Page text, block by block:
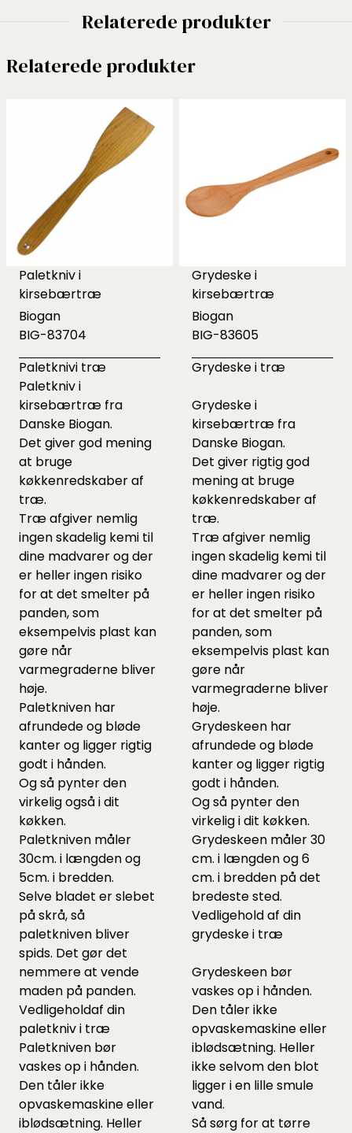
Relaterede produkter
Relaterede produkter
Paletkniv i
kirsebærtræ
Biogan
BIG-83704
Paletknivi træ
Paletkniv i
kirsebærtræ fra
Danske Biogan.
Det giver god mening
at bruge
køkkenredskaber af
træ.
Træ afgiver nemlig
ingen skadelig kemi til
dine madvarer og der
er heller ingen risiko
for at det smelter på
panden, som
eksempelvis plast kan
gøre når
varmegraderne bliver
høje.
Paletkniven har
afrundede og bløde
kanter og ligger rigtig
godt i hånden.
Og så pynter den
virkelig også i dit
køkken.
Paletkniven måler
30cm. i længden og
5cm. i bredden.
Selve bladet er slebet
på skrå, så
paletkniven bliver
spids. Det gør det
nemmere at vende
maden på panden.
Vedligeholdaf din
paletkniv i træ
Paletkniven bør
vaskes op i hånden.
Den tåler ikke
opvaskemaskine eller
iblødsætning. Heller
Grydeske i
kirsebærtræ
Biogan
BIG-83605
Grydeske i træ
Grydeske i
kirsebærtræ fra
Danske Biogan.
Det giver rigtig god
mening at bruge
køkkenredskaber af
træ.
Træ afgiver nemlig
ingen skadelig kemi til
dine madvarer og der
er heller ingen risiko
for at det smelter på
panden, som
eksempelvis plast kan
gøre når
varmegraderne bliver
høje.
Grydeskeen har
afrundede og bløde
kanter og ligger rigtig
godt i hånden.
Og så pynter den
virkelig i dit køkken.
Grydeskeen måler 30
cm. i længden og 6
cm. i bredden på det
bredeste sted.
Vedligehold af din
grydeske i træ
Grydeskeen bør
vaskes op i hånden.
Den tåler ikke
opvaskemaskine eller
iblødsætning. Heller
ikke selvom den blot
ligger i en lille smule
vand.
Så sørg for at tørre